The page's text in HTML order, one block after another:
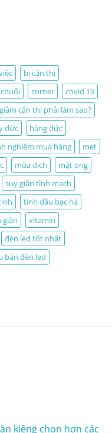
bị cận thị
chuối corner
covid 19
giảm cận thị phải làm sao?
đức
hàng đức
nghiệm mua hàng
met
mùa dịch
mật ong
suy giãn tĩnh mạch
tinh dầu bạc hà
giãn
vitamin
đèn led tốt nhất
bán đèn led
kiêng chọn hơn các